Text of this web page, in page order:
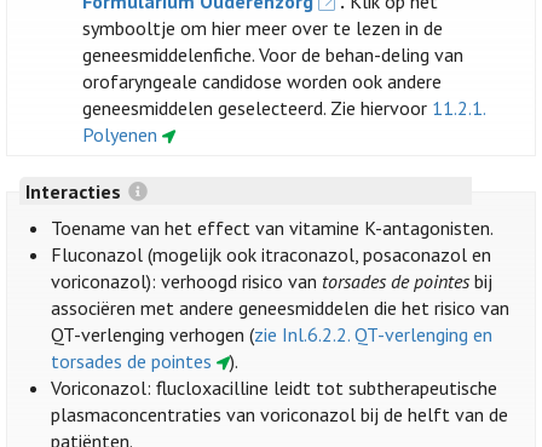
symbooltje om hier meer over te lezen in de
geneesmiddelenfiche. Voor de behan-deling van
orofaryngeale candidose worden ook andere
geneesmiddelen geselecteerd. Zie hiervoor 11.2.1.
Polyenen
Interacties
Toename van het effect van vitamine K-antagonisten.
Fluconazol (mogelijk ook itraconazol, posaconazol en
voriconazol): verhoogd risico van torsades de pointes bij
associëren met andere geneesmiddelen die het risico van
QT-verlenging verhogen (zie Inl.6.2.2. QT-verlenging en
torsades de pointes
).
Voriconazol: flucloxacilline leidt tot subtherapeutische
plasmaconcentraties van voriconazol bij de helft van de
patiënten.